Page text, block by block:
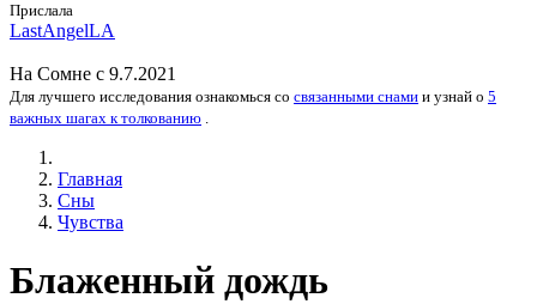
Прислала
Las­tAngel­LA
На Сомне с 9.7.2021
Для лучшего исследования ознакомься со связанными снами и узнай о 5
важных шагах к толкованию .
Главная
Сны
Чувства
Блаженный дождь